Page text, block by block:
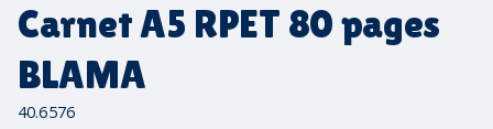
Carnet A5 RPET 80 pages
BLAMA
40.6576